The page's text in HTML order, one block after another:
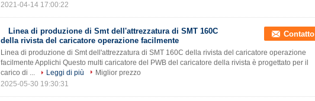
2021-04-14 17:00:22
Linea di produzione di Smt dell'attrezzatura di SMT 160C
della rivista del caricatore operazione facilmente
Contatto
Linea di produzione di Smt dell'attrezzatura di SMT 160C della rivista del caricatore operazione
facilmente Applichi Questo multi caricatore del PWB del caricatore della rivista è progettato per il
carico di ...
Leggi di più
Miglior prezzo
2025-05-30 19:30:31